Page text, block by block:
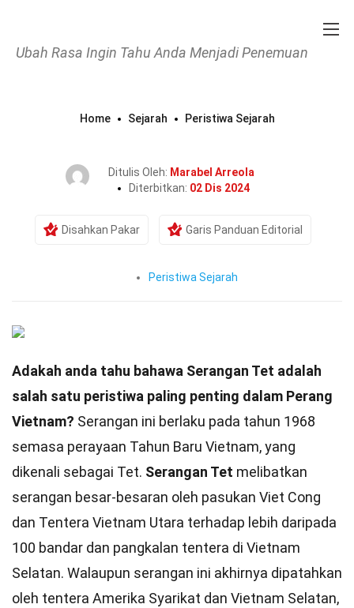
Ubah Rasa Ingin Tahu Anda Menjadi Penemuan
Home Sejarah Peristiwa Sejarah
Ditulis Oleh: Marabel Arreola
Diterbitkan: 02 Dis 2024
Disahkan Pakar Garis Panduan Editorial
Peristiwa Sejarah
Adakah anda tahu bahawa Serangan Tet adalah
salah satu peristiwa paling penting dalam Perang
Vietnam? Serangan ini berlaku pada tahun 1968
semasa perayaan Tahun Baru Vietnam, yang
dikenali sebagai Tet. Serangan Tet melibatkan
serangan besar-besaran oleh pasukan Viet Cong
dan Tentera Vietnam Utara terhadap lebih daripada
100 bandar dan pangkalan tentera di Vietnam
Selatan. Walaupun serangan ini akhirnya dipatahkan
oleh tentera Amerika Syarikat dan Vietnam Selatan,